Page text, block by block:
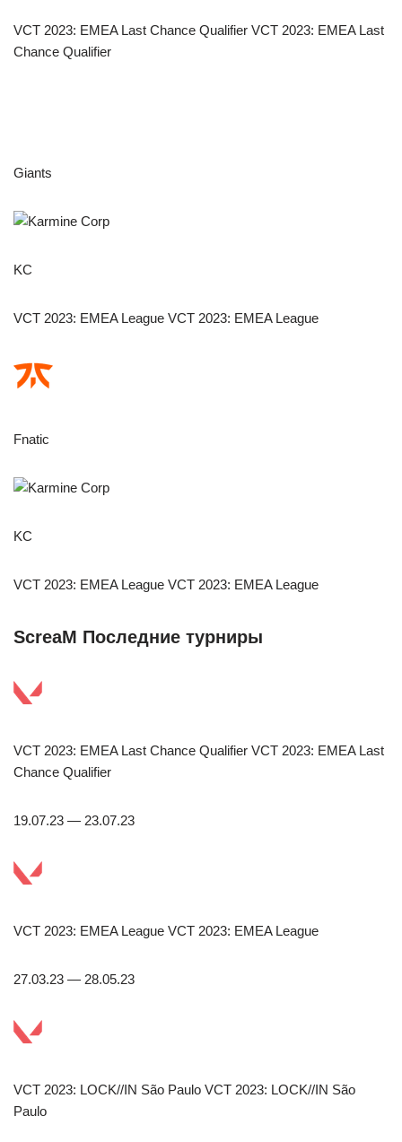
VCT 2023: EMEA Last Chance Qualifier VCT 2023: EMEA Last
Chance Qualifier
Giants
KC
VCT 2023: EMEA League VCT 2023: EMEA League
Fnatic
KC
VCT 2023: EMEA League VCT 2023: EMEA League
ScreaM Последние турниры
VCT 2023: EMEA Last Chance Qualifier VCT 2023: EMEA Last
Chance Qualifier
19.07.23 — 23.07.23
VCT 2023: EMEA League VCT 2023: EMEA League
27.03.23 — 28.05.23
VCT 2023: LOCK//IN São Paulo VCT 2023: LOCK//IN São
Paulo